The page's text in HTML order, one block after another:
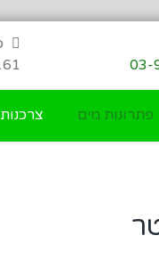
03-
פתרונות מים